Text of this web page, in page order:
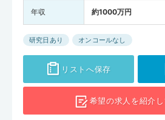
年収 約1000万円
研究日あり オンコールなし
リストへ保存
希望の求人を紹介